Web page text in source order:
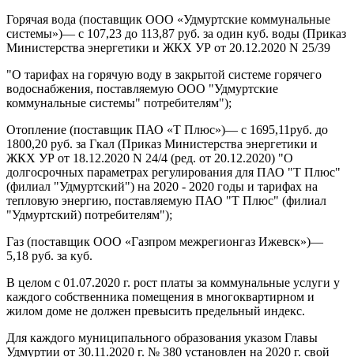
Горячая вода (поставщик ООО «Удмуртские коммунальные
системы»)— с 107,23 до 113,87 руб. за один куб. воды (Приказ
Министерства энергетики и ЖКХ УР от 20.12.2020 N 25/39
"О тарифах на горячую воду в закрытой системе горячего
водоснабжения, поставляемую ООО "Удмуртские
коммунальные системы" потребителям");
Отопление (поставщик ПАО «Т Плюс»)— с 1695,11руб. до
1800,20 руб. за Гкал (Приказ Министерства энергетики и
ЖКХ УР от 18.12.2020 N 24/4 (ред. от 20.12.2020) "О
долгосрочных параметрах регулирования для ПАО "Т Плюс"
(филиал "Удмуртский") на 2020 - 2020 годы и тарифах на
тепловую энергию, поставляемую ПАО "Т Плюс" (филиал
"Удмуртский) потребителям");
Газ (поставщик ООО «Газпром межрегионгаз Ижевск»)—
5,18 руб. за куб.
В целом с 01.07.2020 г. рост платы за коммунальные услуги у
каждого собственника помещения в многоквартирном и
жилом доме не должен превысить предельный индекс.
Для каждого муниципального образования указом Главы
Удмуртии от 30.11.2020 г. № 380 установлен на 2020 г. свой